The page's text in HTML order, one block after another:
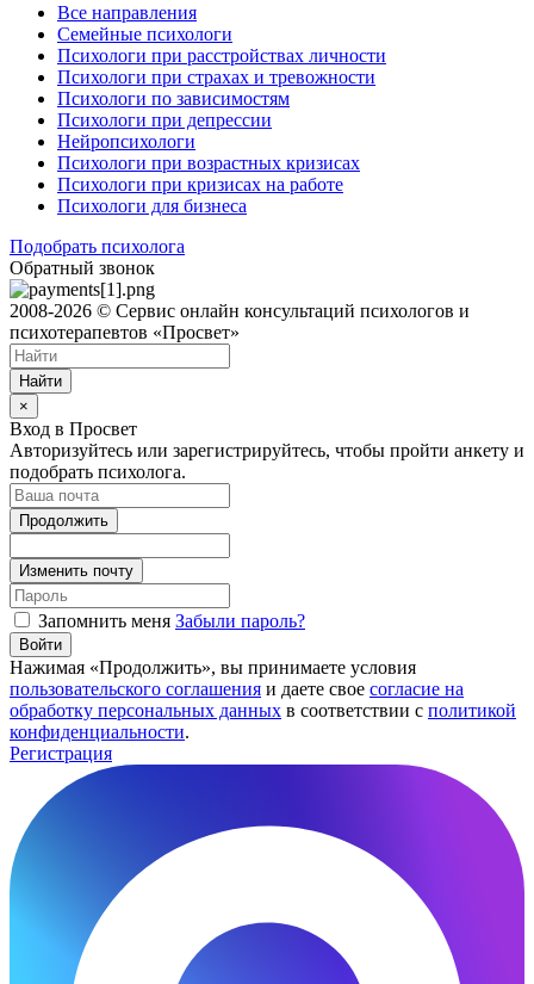
Все направления
Семейные психологи
Психологи при расстройствах личности
Психологи при страхах и тревожности
Психологи по зависимостям
Психологи при депрессии
Нейропсихологи
Психологи при возрастных кризисах
Психологи при кризисах на работе
Психологи для бизнеса
Подобрать психолога
Обратный звонок
2008-2026 © Сервис онлайн консультаций психологов и
психотерапевтов «Просвет»
Найти
×
Вход в Просвет
Авторизуйтесь или зарегистрируйтесь, чтобы пройти анкету и
подобрать психолога.
Продолжить
Изменить почту
Запомнить меня Забыли пароль?
Войти
Нажимая «Продолжить», вы принимаете условия
пользовательского соглашения и даете свое согласие на
обработку персональных данных в соответствии с политикой
конфиденциальности.
Регистрация